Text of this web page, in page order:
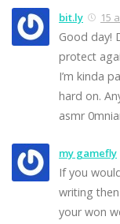
bit.ly 15
Good day!
protect
I’m kinda
hard on.
asmr
my gamefly
If you
writing
your won